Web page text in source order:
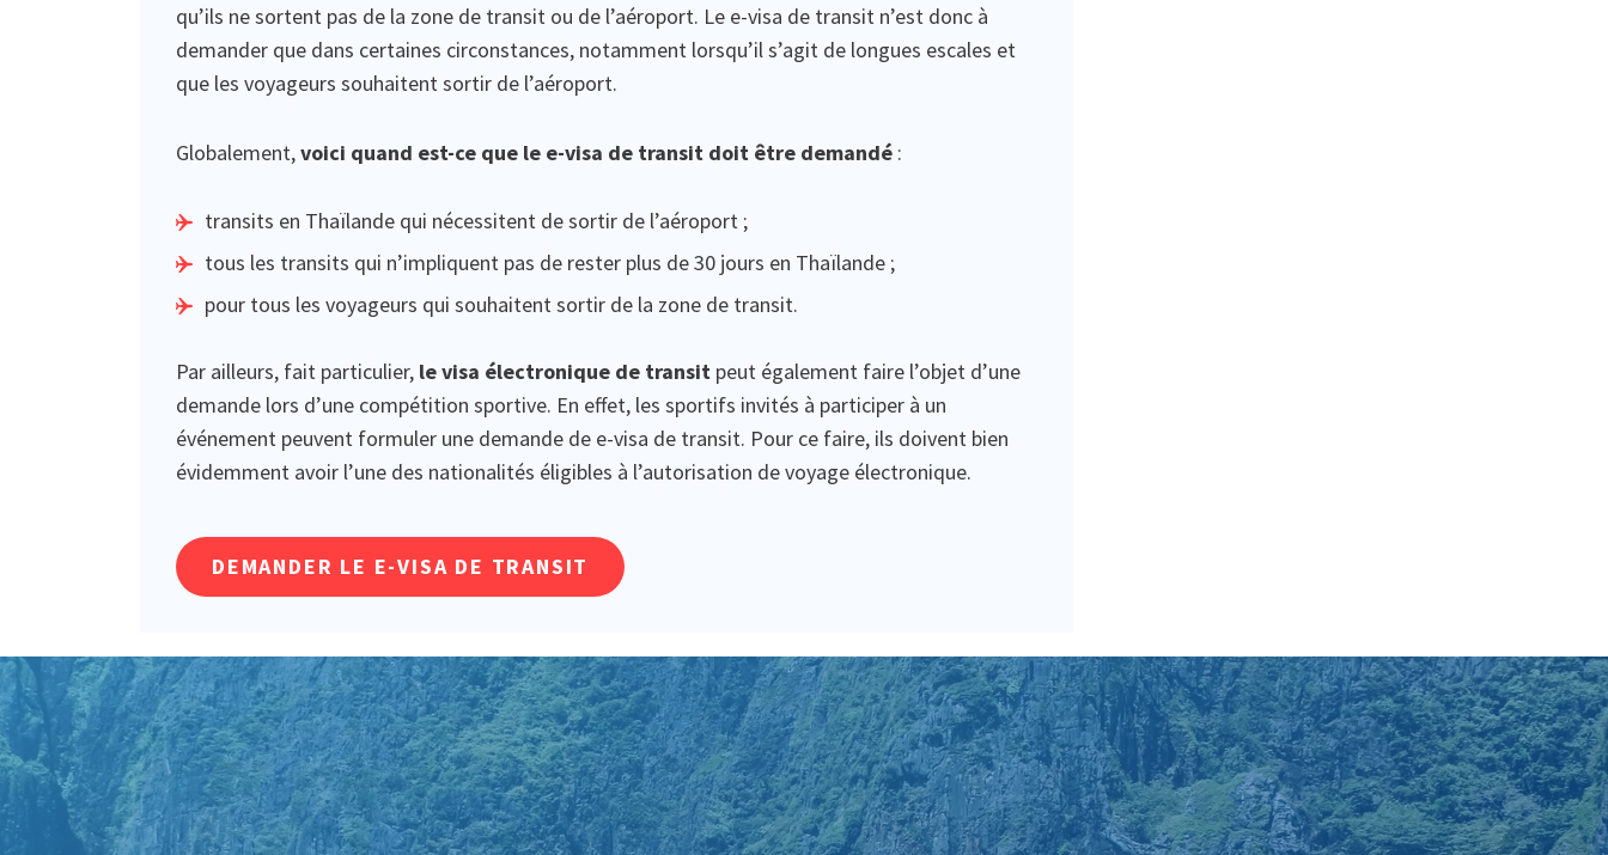
qu’ils ne sortent pas de la zone de transit ou de l’aéroport. Le e-visa de transit n’est donc à
demander que dans certaines circonstances, notamment lorsqu’il s’agit de longues escales et
que les voyageurs souhaitent sortir de l’aéroport.
Globalement,voici quand est-ce que le e-visa de transit doit être demandé :
transits en Thaïlande qui nécessitent de sortir de l’aéroport ;
tous les transits qui n’impliquent pas de rester plus de 30 jours en Thaïlande ;
pour tous les voyageurs qui souhaitent sortir de la zone de transit.
Par ailleurs, fait particulier, le visa électronique de transit peut également faire l’objet d’une
demande lors d’une compétition sportive. En effet, les sportifs invités à participer à un
événement peuvent formuler une demande de e-visa de transit. Pour ce faire, ils doivent bien
évidemment avoir l’une des nationalités éligibles à l’autorisation de voyage électronique.
DEMANDER LE E-VISA DE TRANSIT